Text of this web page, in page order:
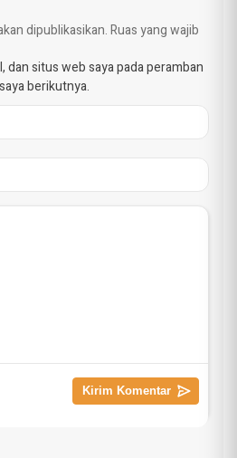
dipublikasikan.Ruas yang wajib
dan situs web saya pada peramban
berikutnya.